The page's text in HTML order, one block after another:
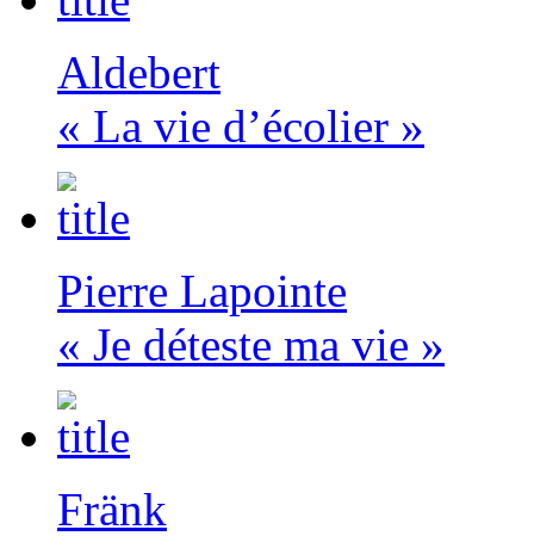
Aldebert
« La vie d’écolier »
Pierre Lapointe
« Je déteste ma vie »
Fränk